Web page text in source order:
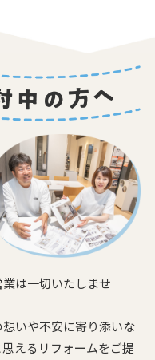
は一切いたしませ
いや不安に寄り添いな
思えるリフォームをご提